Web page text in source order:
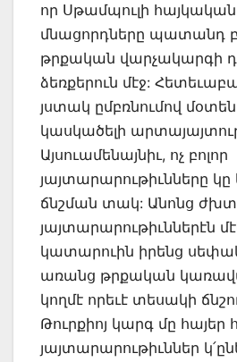
որ Սթամպուլի
մնացորդները պատանդ
թրքական վարչակարգի
ձեռքերուն մէջ:
յստակ ըմբռնումով
կասկածելի
Այսուամենայնիւ, ոչ բոլոր
յայտարարութիւնները
ճնշման տակ: Անոնց
յայտարարութիւններէն
կատարուին իրենց
առանց թրքական
կողմէ որեւէ տեսակի
Թուրքիոյ կարգ մը
յայտարարութիւններ